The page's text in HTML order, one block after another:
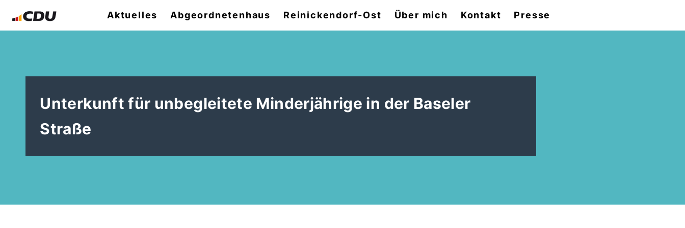
Aktuelles Abgeordnetenhaus Reinickendorf-Ost Über mich Kontakt Presse
Unterkunft für unbegleitete Minderjährige in der Baseler
Straße